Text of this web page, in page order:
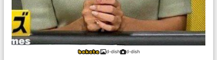
d-dish d-dish